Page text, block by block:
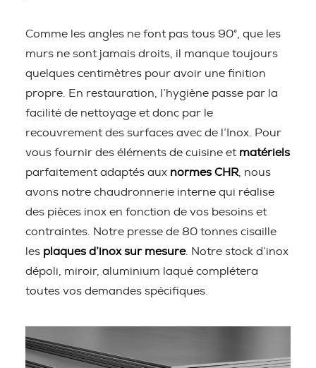
Comme les angles ne font pas tous 90°, que les
murs ne sont jamais droits, il manque toujours
quelques centimètres pour avoir une finition
propre. En restauration, l’hygiène passe par la
facilité de nettoyage et donc par le
recouvrement des surfaces avec de l’Inox. Pour
vous fournir des éléments de cuisine et matériels
parfaitement adaptés aux normes CHR , nous
avons notre chaudronnerie interne qui réalise
des pièces inox en fonction de vos besoins et
contraintes. Notre presse de 80 tonnes cisaille
les plaques d’inox sur mesure. Notre stock d’inox
dépoli, miroir, aluminium laqué complétera
toutes vos demandes spécifiques.